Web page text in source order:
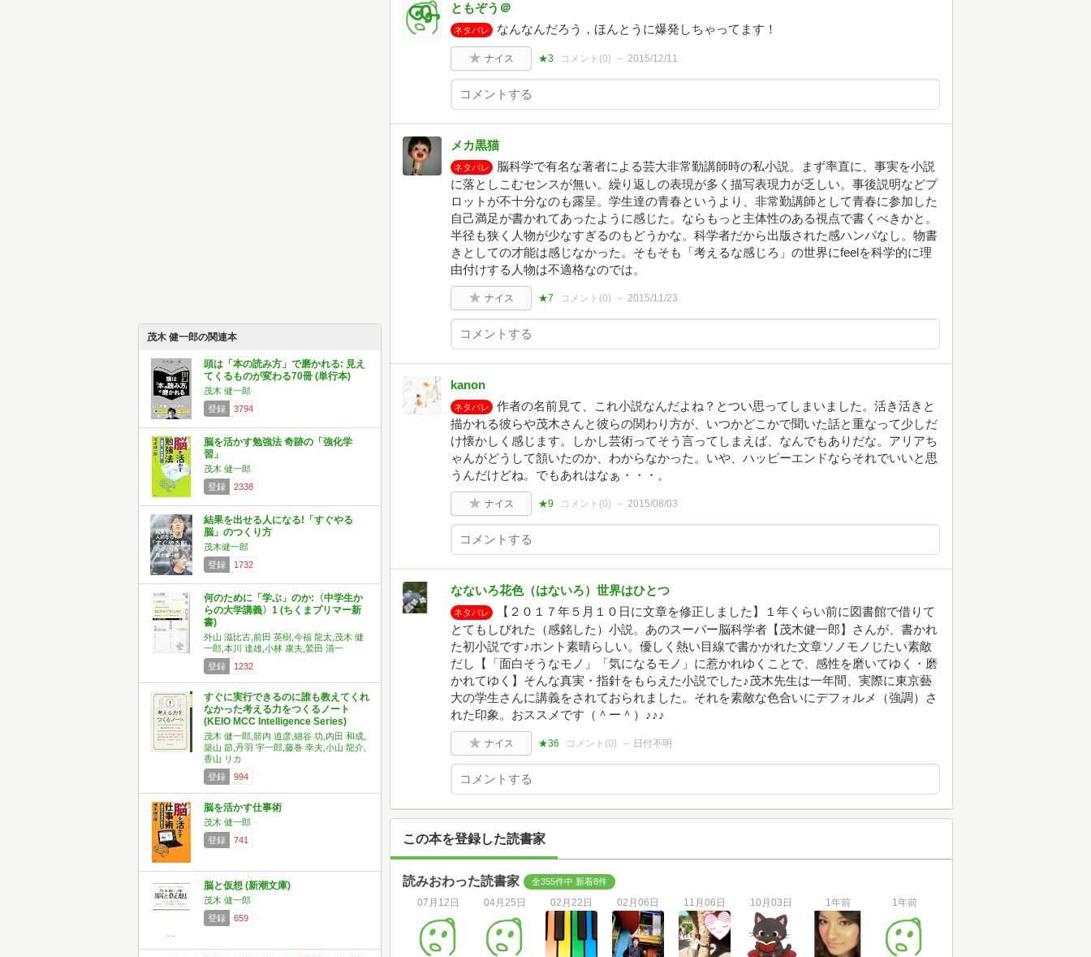
茂木 健一郎の関連本
頭は「本の読み方」で磨かれる: 見え
てくるものが変わる70冊 (単行本)
茂木 健一郎
登録
3794
脳を活かす勉強法 奇跡の「強化学
習」
茂木 健一郎
登録
2338
結果を出せる人になる!「すぐやる
脳」のつくり方
茂木健一郎
登録
1732
何のために「学ぶ」のか:〈中学生か
らの大学講義〉1 (ちくまプリマー新
書)
外山 滋比古,前田 英樹,今福 龍太,茂木 健
一郎,本川 達雄,小林 康夫,鷲田 清一
登録
1232
すぐに実行できるのに誰も教えてくれ
なかった考える力をつくるノート
(KEIO MCC Intelligence Series)
茂木 健一郎,箭内 道彦,細谷 功,内田 和成,
築山 節,丹羽 宇一郎,藤巻 幸夫,小山 龍介,
香山 リカ
登録
994
脳を活かす仕事術
茂木 健一郎
登録
741
脳と仮想 (新潮文庫)
茂木 健一郎
登録
659
ともぞう＠
ネタバレ なんなんだろう，ほんとうに爆発しちゃってます！
ナイス ★3 コメント(0) 2015/12/11
メカ黒猫
ネタバレ
脳科学で有名な著者による芸大非常勤講師時の私小説。まず率直に、事実を小説
に落としこむセンスが無い。繰り返しの表現が多く描写表現力が乏しい。事後説明などプ
ロットが不十分なのも露呈。学生達の青春というより、非常勤講師として青春に参加した
自己満足が書かれてあったように感じた。ならもっと主体性のある視点で書くべきかと。
半径も狭く人物が少なすぎるのもどうかな。科学者だから出版された感ハンパなし。物書
きとしての才能は感じなかった。そもそも「考えるな感じろ」の世界にfeelを科学的に理
由付けする人物は不適格なのでは。
ナイス ★7 コメント(0) 2015/11/23
kanon
ネタバレ
作者の名前見て、これ小説なんだよね？とつい思ってしまいました。活き活きと
描かれる彼らや茂木さんと彼らの関わり方が、いつかどこかで聞いた話と重なって少しだ
け懐かしく感じます。しかし芸術ってそう言ってしまえば、なんでもありだな。アリアち
ゃんがどうして頷いたのか、わからなかった。いや、ハッピーエンドならそれでいいと思
うんだけどね。でもあれはなぁ・・・。
ナイス ★9 コメント(0) 2015/08/03
なないろ花色（はないろ）世界はひとつ
ネタバレ
【２０１７年５月１０日に文章を修正しました】１年くらい前に図書館で借りて
とてもしびれた（感銘した）小説。あのスーパー脳科学者【茂木健一郎】さんが、書かれ
た初小説です♪ホント素晴らしい。優しく熱い目線で書かかれた文章ソノモノじたい素敵
だし【「面白そうなモノ」「気になるモノ」に惹かれゆくことで、感性を磨いてゆく・磨
かれてゆく】そんな真実・指針をもらえた小説でした♪茂木先生は一年間、実際に東京藝
大の学生さんに講義をされておられました。それを素敵な色合いにデフォルメ（強調）さ
れた印象。おススメです（＾ー＾）♪♪♪
ナイス ★36 コメント(0) 日付不明
この本を登録した読書家
読みおわった読書家 全355件中 新着8件
07月12日 04月25日 02月22日 02月06日 11月06日 10月03日 1年前 1年前